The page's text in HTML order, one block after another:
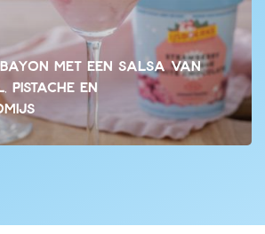
met een salsa van
pistache en